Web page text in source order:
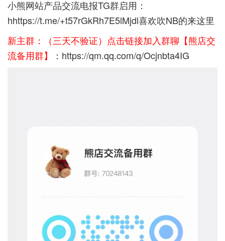
小熊网站产品交流电报TG群启用：
hhttps://t.me/+t57rGkRh7E5lMjdl喜欢吹NB的来这里
新主群：（三天不验证）点击链接加入群聊【熊店交
流备用群】
： https://qm.qq.com/q/Ocjnbta4IG